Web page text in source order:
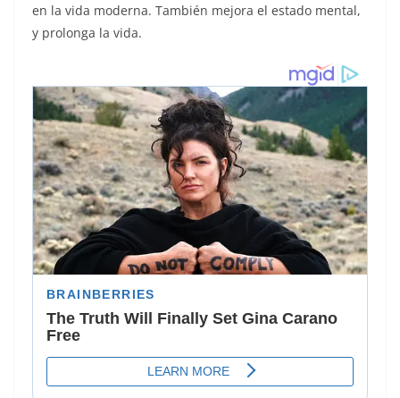
en la vida moderna. También mejora el estado mental,
y prolonga la vida.